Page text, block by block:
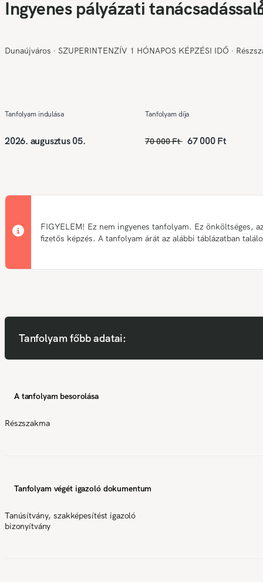
Ingyenes pályázati
Dunaújváros ∙ SZUPERINTENZÍV 1 HÓNAPOS KÉPZÉSI IDŐ ∙
Tanfolyam indulása
2026. augusztus 05.
Tanfolyam díja
70 000 Ft 67 000 Ft
FIGYELEM! Ez nem ingyenes tanfolyam. Ez önköltséges,
fizetős képzés. A tanfolyam árát az alábbi táblázatban
Tanfolyam főbb adatai:
A tanfolyam besorolása
Részszakma
Tanfolyam végét igazoló dokumentum
Tanúsítvány, szakképesítést igazoló
bizonyítvány